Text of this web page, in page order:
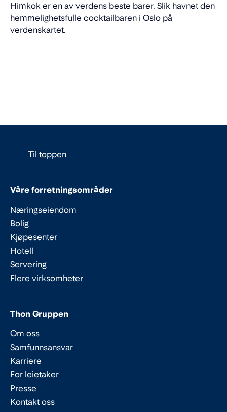
Himkok er en av verdens beste barer. Slik havnet den
hemmelighetsfulle cocktailbaren i Oslo på
verdenskartet.
Til toppen
Våre forretningsområder
Næringseiendom
Bolig
Kjøpesenter
Hotell
Servering
Flere virksomheter
Thon Gruppen
Om oss
Samfunnsansvar
Karriere
For leietaker
Presse
Kontakt oss